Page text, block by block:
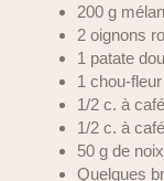
200 g
2 oignons
1 patate
1 chou-fleur
1/2 c. à
1/2 c. à
50 g de
Quelques